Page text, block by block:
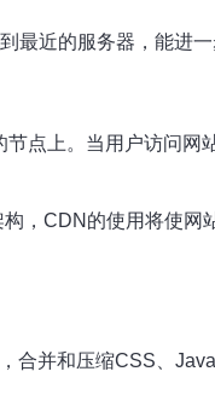
最近的服务器，能进一
点上。当用户访问网
构，CDN的使用将使网
合并和压缩CSS、